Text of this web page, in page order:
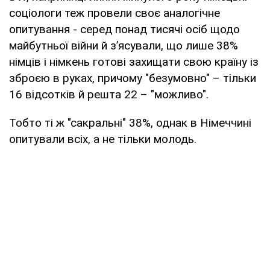
соціологи теж провели своє аналогічне
опитування - серед понад тисячі осіб щодо
майбутньої війни й з’ясували, що лише 38%
німців і німкень готові захищати свою країну із
зброєю в руках, причому "безумовно" – тільки
16 відсотків й решта 22 – "можливо".
Тобто ті ж "сакральні" 38%, однак в Німеччині
опитували всіх, а не тільки молодь.